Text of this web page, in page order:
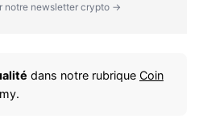
notre newsletter crypto →
dans notre rubrique Coin